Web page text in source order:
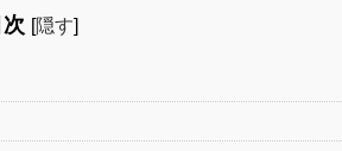
次 [隠す]